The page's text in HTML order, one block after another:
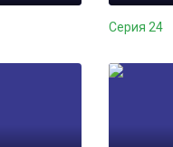
Серия 24